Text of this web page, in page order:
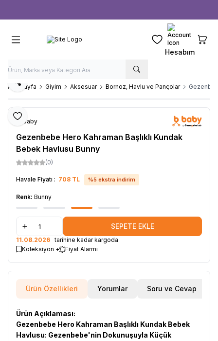
Favorilerim
Hesabım
Ana Sayfa Giyim Aksesuar Bornoz, Havlu ve Pançolar
Favoriye Ekle
Paylaş
b-baby
Gezenbebe Hero Kahraman Başlıklı Kundak
Bebek Havlusu Bunny
(0)
Havale Fiyatı : 708 TL %5 ekstra indirim
Renk: Bunny
SEPETE EKLE
11.08.2026 tarihine kadar kargoda
Koleksiyon +
Fiyat Alarmı
Ürün Özellikleri Yorumlar Soru ve Cevap
Ürün Açıklaması:
Gezenbebe Hero Kahraman Başlıklı Kundak Bebek
Havlusu: Gezenbebe'nin Dokunuşuyla Küçük